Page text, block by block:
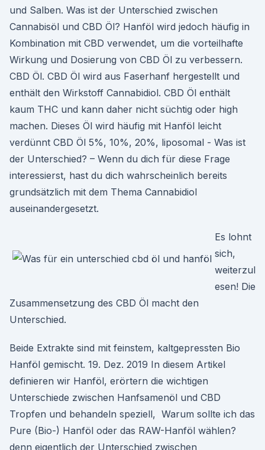
und Salben. Was ist der Unterschied zwischen
Cannabisöl und CBD Öl? Hanföl wird jedoch häufig in
Kombination mit CBD verwendet, um die vorteilhafte
Wirkung und Dosierung von CBD Öl zu verbessern.
CBD Öl. CBD Öl wird aus Faserhanf hergestellt und
enthält den Wirkstoff Cannabidiol. CBD Öl enthält
kaum THC und kann daher nicht süchtig oder high
machen. Dieses Öl wird häufig mit Hanföl leicht
verdünnt CBD Öl 5%, 10%, 20%, liposomal - Was ist
der Unterschied? – Wenn du dich für diese Frage
interessierst, hast du dich wahrscheinlich bereits
grundsätzlich mit dem Thema Cannabidiol
auseinandergesetzt.
Es lohnt
sich,
weiterzul
esen! Die
Zusammensetzung des CBD Öl macht den
Unterschied.
Beide Extrakte sind mit feinstem, kaltgepressten Bio
Hanföl gemischt. 19. Dez. 2019 In diesem Artikel
definieren wir Hanföl, erörtern die wichtigen
Unterschiede zwischen Hanfsamenöl und CBD
Tropfen und behandeln speziell, Warum sollte ich das
Pure (Bio-) Hanföl oder das RAW-Hanföl wählen?
denn eigentlich der Unterschied zwischen